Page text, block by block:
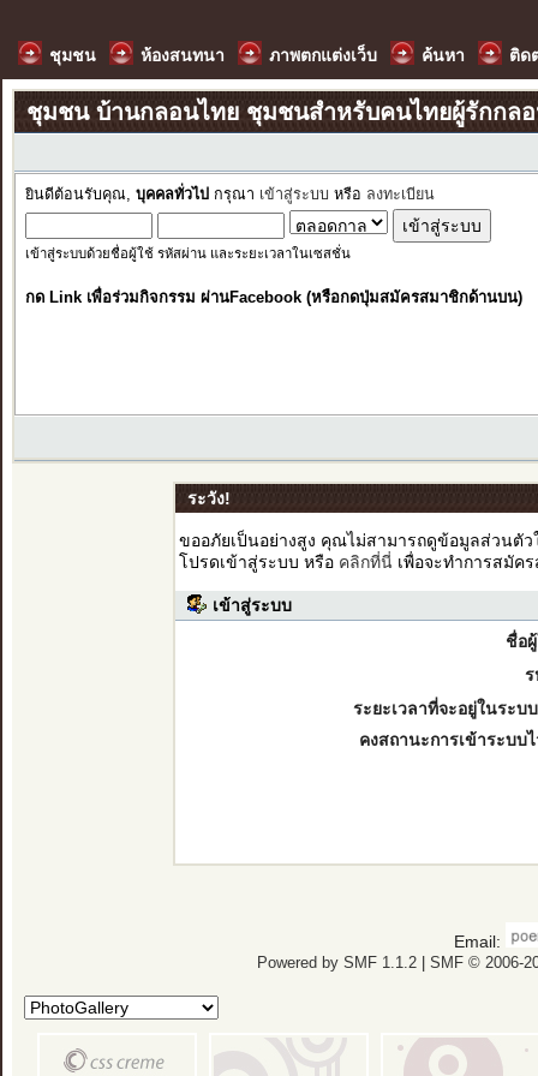
ชุมชน ห้องสนทนา ภาพตกแต่งเว็บ ค้นหา ติด
ชุมชน บ้านกลอนไทย ชุมชนสำหรับคนไทยผู้รักกล
ยินดีต้อนรับคุณ, บุคคลทั่วไป กรุณา เข้าสู่ระบบ หรือ ลงทะเบียน
เข้าสู่ระบบด้วยชื่อผู้ใช้ รหัสผ่าน และระยะเวลาในเซสชั่น
กด Link เพื่อร่วมกิจกรรม ผ่านFacebook (หรือกดปุ่มสมัครสมาชิกด้านบน)
ระวัง!
ขออภัยเป็นอย่างสูง คุณไม่สามารถดูข้อมูลส่วนตั
โปรดเข้าสู่ระบบ หรือ คลิกที่นี่เพื่อจะทำการสมัค
เข้าสู่ระบบ
ชื่อ
ระยะเวลาที่จะอยู่ในระบ
คงสถานะการเข้าระบบ
Email:
Powered by SMF 1.1.2| SMF © 2006-